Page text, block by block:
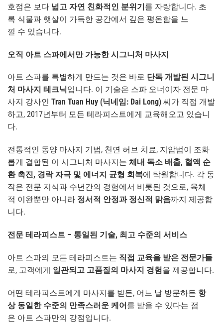
호점은 보다 넓고 자연 친화적인 분위기를 자랑합니다. 초
록 식물과 햇살이 가득한 공간에서 깊은 평온함을 느
낄 수 있습니다.
오직 아트 스파에서만 가능한 시그니처 마사지
아트 스파를 특별하게 만드는 것은 바로 단독 개발된 시그니
처 마사지 테크닉입니다. 이 기술은 스파 오너이자 전문 마
사지 강사인 Tran Tuan Huy (닉네임: Dai Long) 씨가 직접 개발
하고, 2017년부터 모든 테라피스트에게 교육해오고 있습니
다.
전통적인 동양 마사지 기법, 천연 허브 치료, 지압법이 조화
롭게 결합된 이 시그니처 마사지는 체내 독소 배출, 혈액 순
환 촉진, 경락 자극 및 에너지 균형 회복에 탁월합니다. 각 동
작은 전문 지식과 수년간의 경험에서 비롯된 것으로, 육체
적 이완뿐만 아니라 정서적 안정과 정신적 맑음까지 제공합
니다.
전문 테라피스트 – 통일된 기술, 최고 수준의 서비스
아트 스파의 모든 테라피스트는 직접 교육을 받은 전문가들
로, 고객에게 일관되고 고품질의 마사지 경험을 제공합니다.
어떤 테라피스트에게 마사지를 받든, 어느 날 방문하든 항
상 동일한 수준의 만족스러운 케어를 받을 수 있다는 점
은 아트 스파만의 강점입니다.